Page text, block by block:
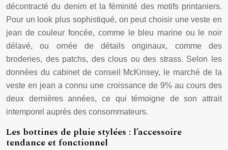
décontracté du denim et la féminité des motifs printaniers.
Pour un look plus sophistiqué, on peut choisir une veste en
jean de couleur foncée, comme le bleu marine ou le noir
délavé, ou ornée de détails originaux, comme des
broderies, des patchs, des clous ou des strass. Selon les
données du cabinet de conseil McKinsey, le marché de la
veste en jean a connu une croissance de 9% au cours des
deux dernières années, ce qui témoigne de son attrait
intemporel auprès des consommateurs.
Les bottines de pluie stylées : l’accessoire
tendance et fonctionnel